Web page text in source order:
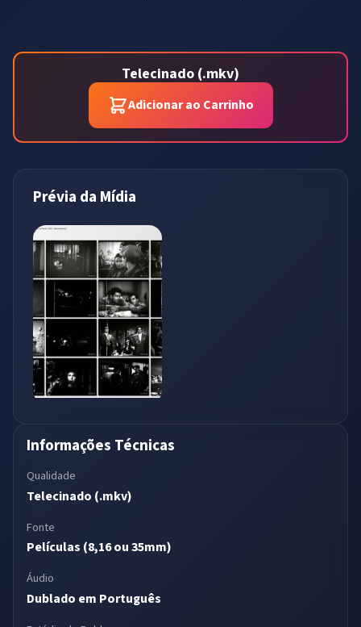
Telecinado (.mkv)
Adicionar ao Carrinho
Prévia da Mídia
Informações Técnicas
Qualidade
Telecinado (.mkv)
Fonte
Películas (8,16 ou 35mm)
Áudio
Dublado em Português